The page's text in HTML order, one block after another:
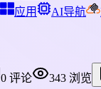
应用 AI导航
0 评论 343 浏览